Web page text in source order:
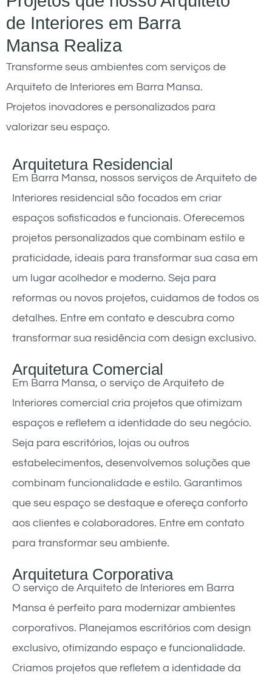
de Interiores em Barra
Mansa Realiza
Transforme seus ambientes com serviços de
Arquiteto de Interiores em Barra Mansa.
Projetos inovadores e personalizados para
valorizar seu espaço.
Arquitetura Residencial
Em Barra Mansa, nossos serviços de Arquiteto de
Interiores residencial são focados em criar
espaços sofisticados e funcionais. Oferecemos
projetos personalizados que combinam estilo e
praticidade, ideais para transformar sua casa em
um lugar acolhedor e moderno. Seja para
reformas ou novos projetos, cuidamos de todos os
detalhes. Entre em contato e descubra como
transformar sua residência com design exclusivo.
Arquitetura Comercial
Em Barra Mansa, o serviço de Arquiteto de
Interiores comercial cria projetos que otimizam
espaços e refletem a identidade do seu negócio.
Seja para escritórios, lojas ou outros
estabelecimentos, desenvolvemos soluções que
combinam funcionalidade e estilo. Garantimos
que seu espaço se destaque e ofereça conforto
aos clientes e colaboradores. Entre em contato
para transformar seu ambiente.
Arquitetura Corporativa
O serviço de Arquiteto de Interiores em Barra
Mansa é perfeito para modernizar ambientes
corporativos. Planejamos escritórios com design
exclusivo, otimizando espaço e funcionalidade.
Criamos projetos que refletem a identidade da